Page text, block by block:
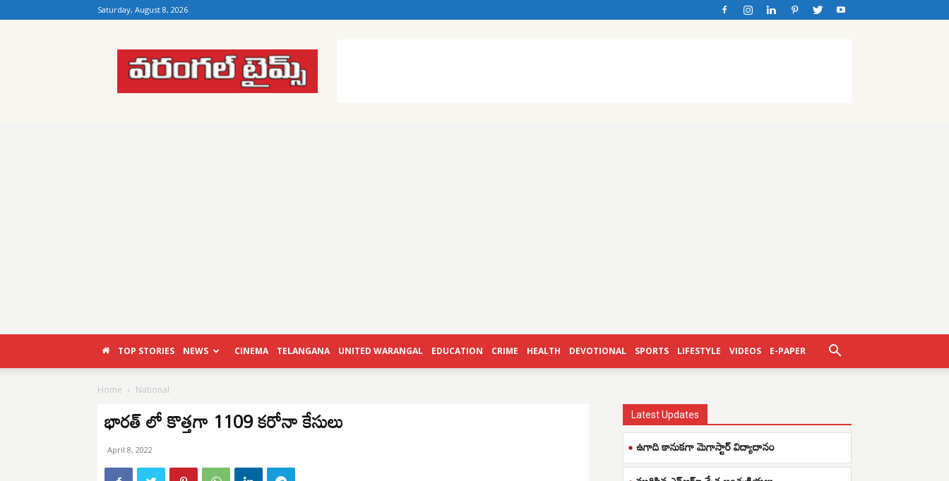
Saturday, August 8, 2026
Warangal
Times
TOP STORIES NEWS CINEMA TELANGANA UNITED WARANGAL EDUCATION CRIME HEALTH DEVOTIONAL SPORTS LIFESTYLE VIDEOS E-PAPER
Home National
భారత్ లో కొత్తగా 1109 కరోనా కేసులు
April 8, 2022
Latest Updates
ఉగాది కానుకగా మెగాస్టార్ విద్యాదానం